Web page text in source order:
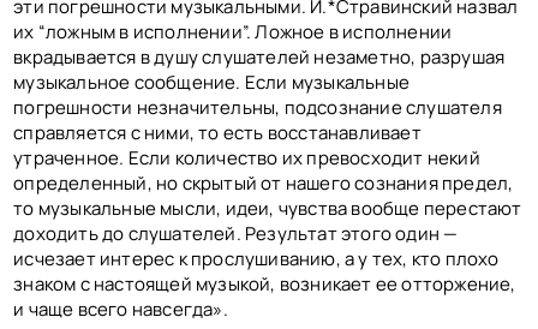
эти погрешности музыкальными. И.*Стравинский назвал
их “ложным в исполнении”. Ложное в исполнении
вкрадывается в душу слушателей незаметно, разрушая
музыкальное сообщение. Если музыкальные
погрешности незначительны, подсознание слушателя
справляется с ними, то есть восстанавливает
утраченное. Если количество их превосходит некий
определенный, но скрытый от нашего сознания предел,
то музыкальные мысли, идеи, чувства вообще перестают
доходить до слушателей. Результат этого один —
исчезает интерес к прослушиванию, а у тех, кто плохо
знаком с настоящей музыкой, возникает ее отторжение,
и чаще всего навсегда».